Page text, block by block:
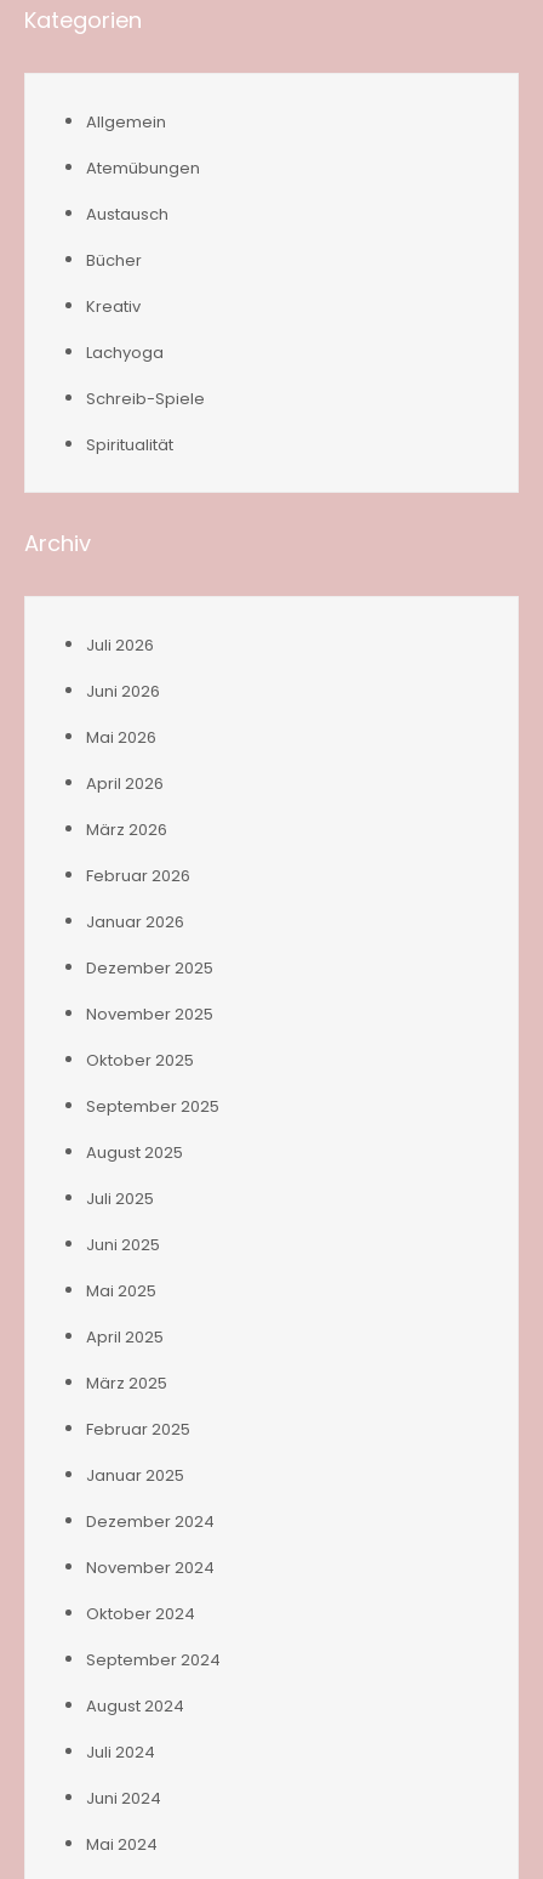
Kategorien
Allgemein
Atemübungen
Austausch
Bücher
Kreativ
Lachyoga
Schreib-Spiele
Spiritualität
Archiv
Juli 2026
Juni 2026
Mai 2026
April 2026
März 2026
Februar 2026
Januar 2026
Dezember 2025
November 2025
Oktober 2025
September 2025
August 2025
Juli 2025
Juni 2025
Mai 2025
April 2025
März 2025
Februar 2025
Januar 2025
Dezember 2024
November 2024
Oktober 2024
September 2024
August 2024
Juli 2024
Juni 2024
Mai 2024